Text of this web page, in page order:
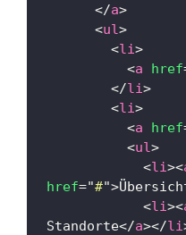
</a>
<ul>
<li>
<a href
</li>
<li>
<a href
<ul>
<li><
href="#">
<li><
Standorte</a></li